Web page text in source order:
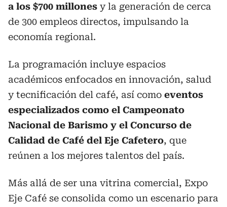
a los $700 millones y la generación de cerca
de 300 empleos directos, impulsando la
economía regional.
La programación incluye espacios
académicos enfocados en innovación, salud
y tecnificación del café, así como eventos
especializados como el Campeonato
Nacional de Barismo y el Concurso de
Calidad de Café del Eje Cafetero, que
reúnen a los mejores talentos del país.
Más allá de ser una vitrina comercial, Expo
Eje Café se consolida como un escenario para